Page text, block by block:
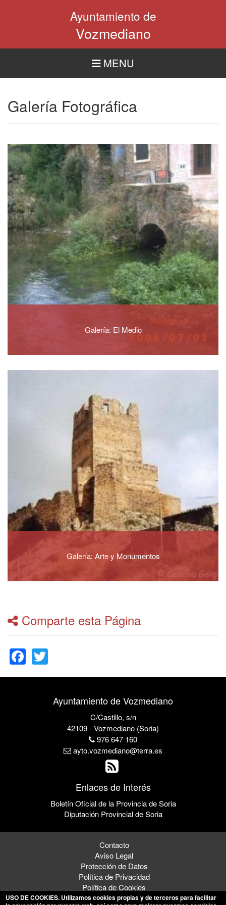
Ayuntamiento de
Vozmediano
MENU
Galería Fotográfica
Galería: El Medio
Galería: Arte y Monumentos
Comparte esta Página
Facebook
Ayuntamiento de Vozmediano
C/Castillo, s/n
42109 - Vozmediano (Soria)
976 647 160
ayto.vozmediano@terra.es
Enlaces de Interés
Boletín Oficial de la Provincia de Soria
Diputación Provincial de Soria
Contacto
Aviso Legal
Protección de Datos
Política de Privacidad
Política de Cookies
USO DE COOKIES. Utilizamos cookies propias y de terceros para facilitar